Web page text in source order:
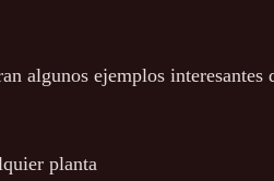
planta